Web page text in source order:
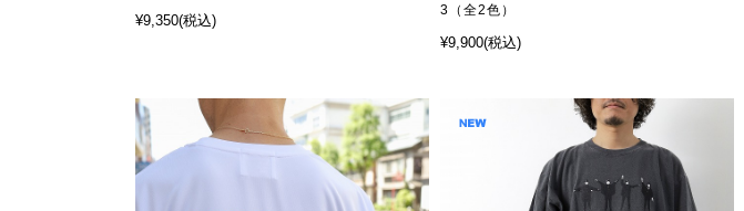
¥9,350(税込)
3（全2色）
¥9,900(税込)